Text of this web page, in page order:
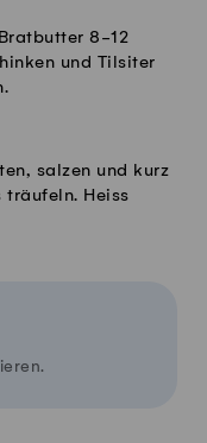
8-12
und Tilsiter
salzen und kurz
träufeln. Heiss